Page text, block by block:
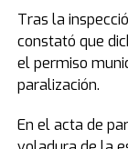
Tras la
constató que
el permiso
paralización.
En el acta de